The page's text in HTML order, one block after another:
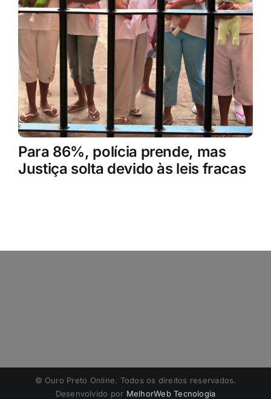
Para 86%, polícia prende, mas
Justiça solta devido às leis fracas
©️ Ouro Preto Online. Todos os direitos reservados.
Desenvolvido por MelhorWeb Tecnologia